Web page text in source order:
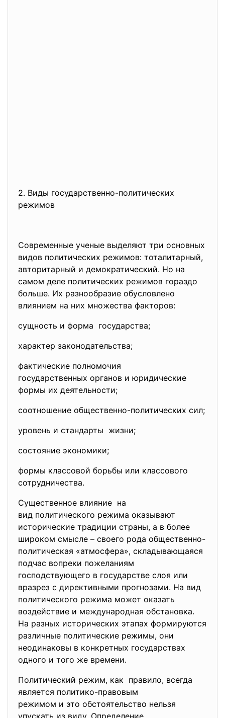
2. Виды государственно-политических
режимов
Современные ученые выделяют три основных
видов политических режимов: тоталитарный,
авторитарный и демократический. Но на
самом деле политических режимов гораздо
больше. Их разнообразие обусловлено
влиянием на них множества факторов:
сущность и форма государства;
характер законодательства;
фактические полномочия
государственных органов и юридические
формы их деятельности;
соотношение общественно-политических сил;
уровень и стандарты жизни;
состояние экономики;
формы классовой борьбы или классового
сотрудничества.
Существенное влияние на
вид политического режима оказывают
исторические традиции страны, а в более
широком смысле – своего рода общественно-
политическая «атмосфера», складывающаяся
подчас вопреки пожеланиям
господствующего в государстве слоя или
вразрез с директивными прогнозами. На вид
политического режима может оказать
воздействие и международная обстановка.
На разных исторических этапах формируются
различные политические режимы, они
неодинаковы в конкретных государствах
одного и того же времени.
Политический режим, как правило, всегда
является политико-правовым
режимом и это обстоятельство нельзя
упускать из виду. Определение